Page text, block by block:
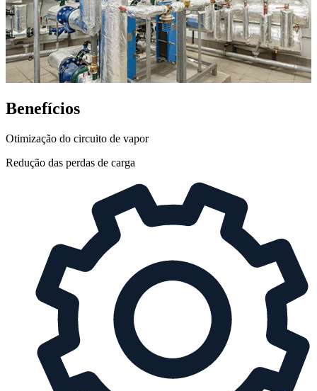
Benefícios
Otimização do circuito de vapor
Redução das perdas de carga